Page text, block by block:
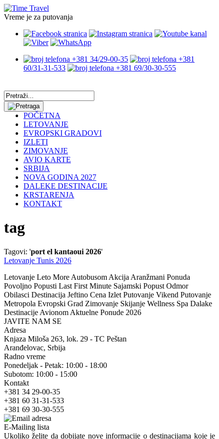
Vreme je za putovanja
+381 34/29-00-35
+381
60/31-31-533
+381 69/30-30-555
POČETNA
LETOVANJE
EVROPSKI GRADOVI
IZLETI
ZIMOVANJE
AVIO KARTE
SRBIJA
NOVA GODINA 2027
DALEKE DESTINACIJE
KRSTARENJA
KONTAKT
tag
Tagovi: 'port el kantaoui 2026'
Letovanje Tunis 2026
Letovanje Leto More Autobusom Akcija Aranžmani Ponuda
Povoljno Popusti Last First Minute Sajamski Popust Odmor
Obilasci Destinacija Jeftino Cena Izlet Putovanje Vikend Putovanje
Metropola Evropski Grad Zimovanje Skijanje Wellness Spa Dalake
Destinacije Avionom Aktuelne Ponude 2026
JAVITE NAM SE
Adresa
Knjaza Miloša 263, lok. 29 - TC Peštan
Aranđelovac, Srbija
Radno vreme
Ponedeljak - Petak: 10:00 - 18:00
Subotom: 10:00 - 15:00
Kontakt
+381 34 29-00-35
+381 60 31-31-533
+381 69 30-30-555
E-Mailing lista
Ukoliko želite da dobijate nove informacije o destinacijama koje je